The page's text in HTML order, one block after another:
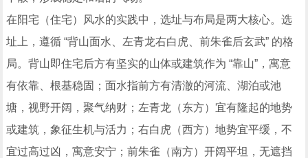
在阳宅（住宅）风水的实践中，选址与布局是两大核心。选
址上，遵循 “背山面水、左青龙右白虎、前朱雀后玄武” 的格
局。背山即住宅后方有坚实的山体或建筑作为 “靠山”，寓意
有依靠、根基稳固；面水指前方有清澈的河流、湖泊或池
塘，视野开阔，聚气纳财；左青龙（东方）宜有隆起的地势
或建筑，象征生机与活力；右白虎（西方）地势宜平缓，不
宜过高过凶，寓意安宁；前朱雀（南方）开阔平坦，无遮挡